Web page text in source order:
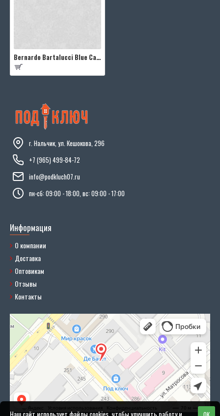
Bernardo Bartalucci Blue Carnazza 5054-3
г. Нальчик, ул. Кешокова, 296
+7 (965) 499-84-72
info@podkluch07.ru
пн-сб: 09:00 - 18:00, вс: 09:00 - 17:00
Информация
О компании
Доставка
Оптовикам
Отзывы
Контакты
Наш сайт использует файлы cookies, чтобы улучшить работу и